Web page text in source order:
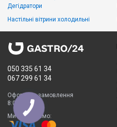
Дегідратори
Настільні вітрини холодильні
050 335 61 34
067 299 61 34
Оформити замовлення
8:00 - 23:00
Ми приймаємо: